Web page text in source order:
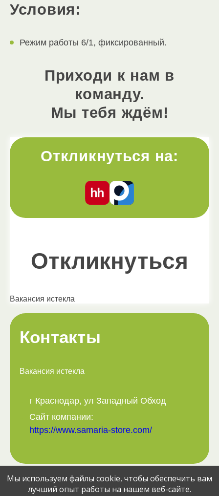
Условия:
Режим работы 6/1, фиксированный.
Приходи к нам в
команду.
Мы тебя ждём!
Откликнуться на:
Откликнуться
Вакансия истекла
Контакты
Вакансия истекла
г Краснодар, ул Западный Обход
Сайт компании:
https://www.samaria-store.com/
Поделитесь вакансией с друзьями:
Мы используем файлы cookie, чтобы обеспечить вам
лучший опыт работы на нашем веб-сайте.